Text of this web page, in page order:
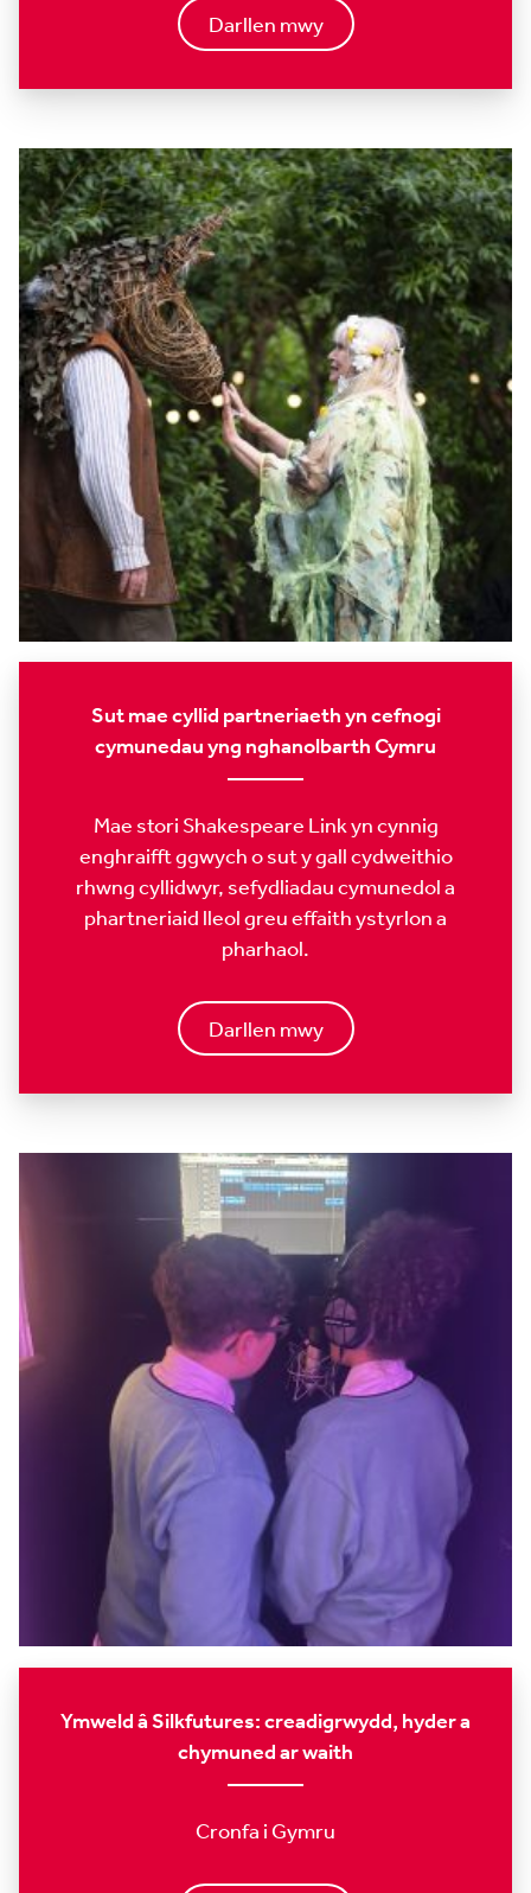
Darllen mwy
Sut mae cyllid partneriaeth yn cefnogi
cymunedau yng nghanolbarth Cymru
Mae stori Shakespeare Link yn cynnig
enghraifft ggwych o sut y gall cydweithio
rhwng cyllidwyr, sefydliadau cymunedol a
phartneriaid lleol greu effaith ystyrlon a
pharhaol.
Darllen mwy
Ymweld â Silkfutures: creadigrwydd, hyder a
chymuned ar waith
Cronfa i Gymru